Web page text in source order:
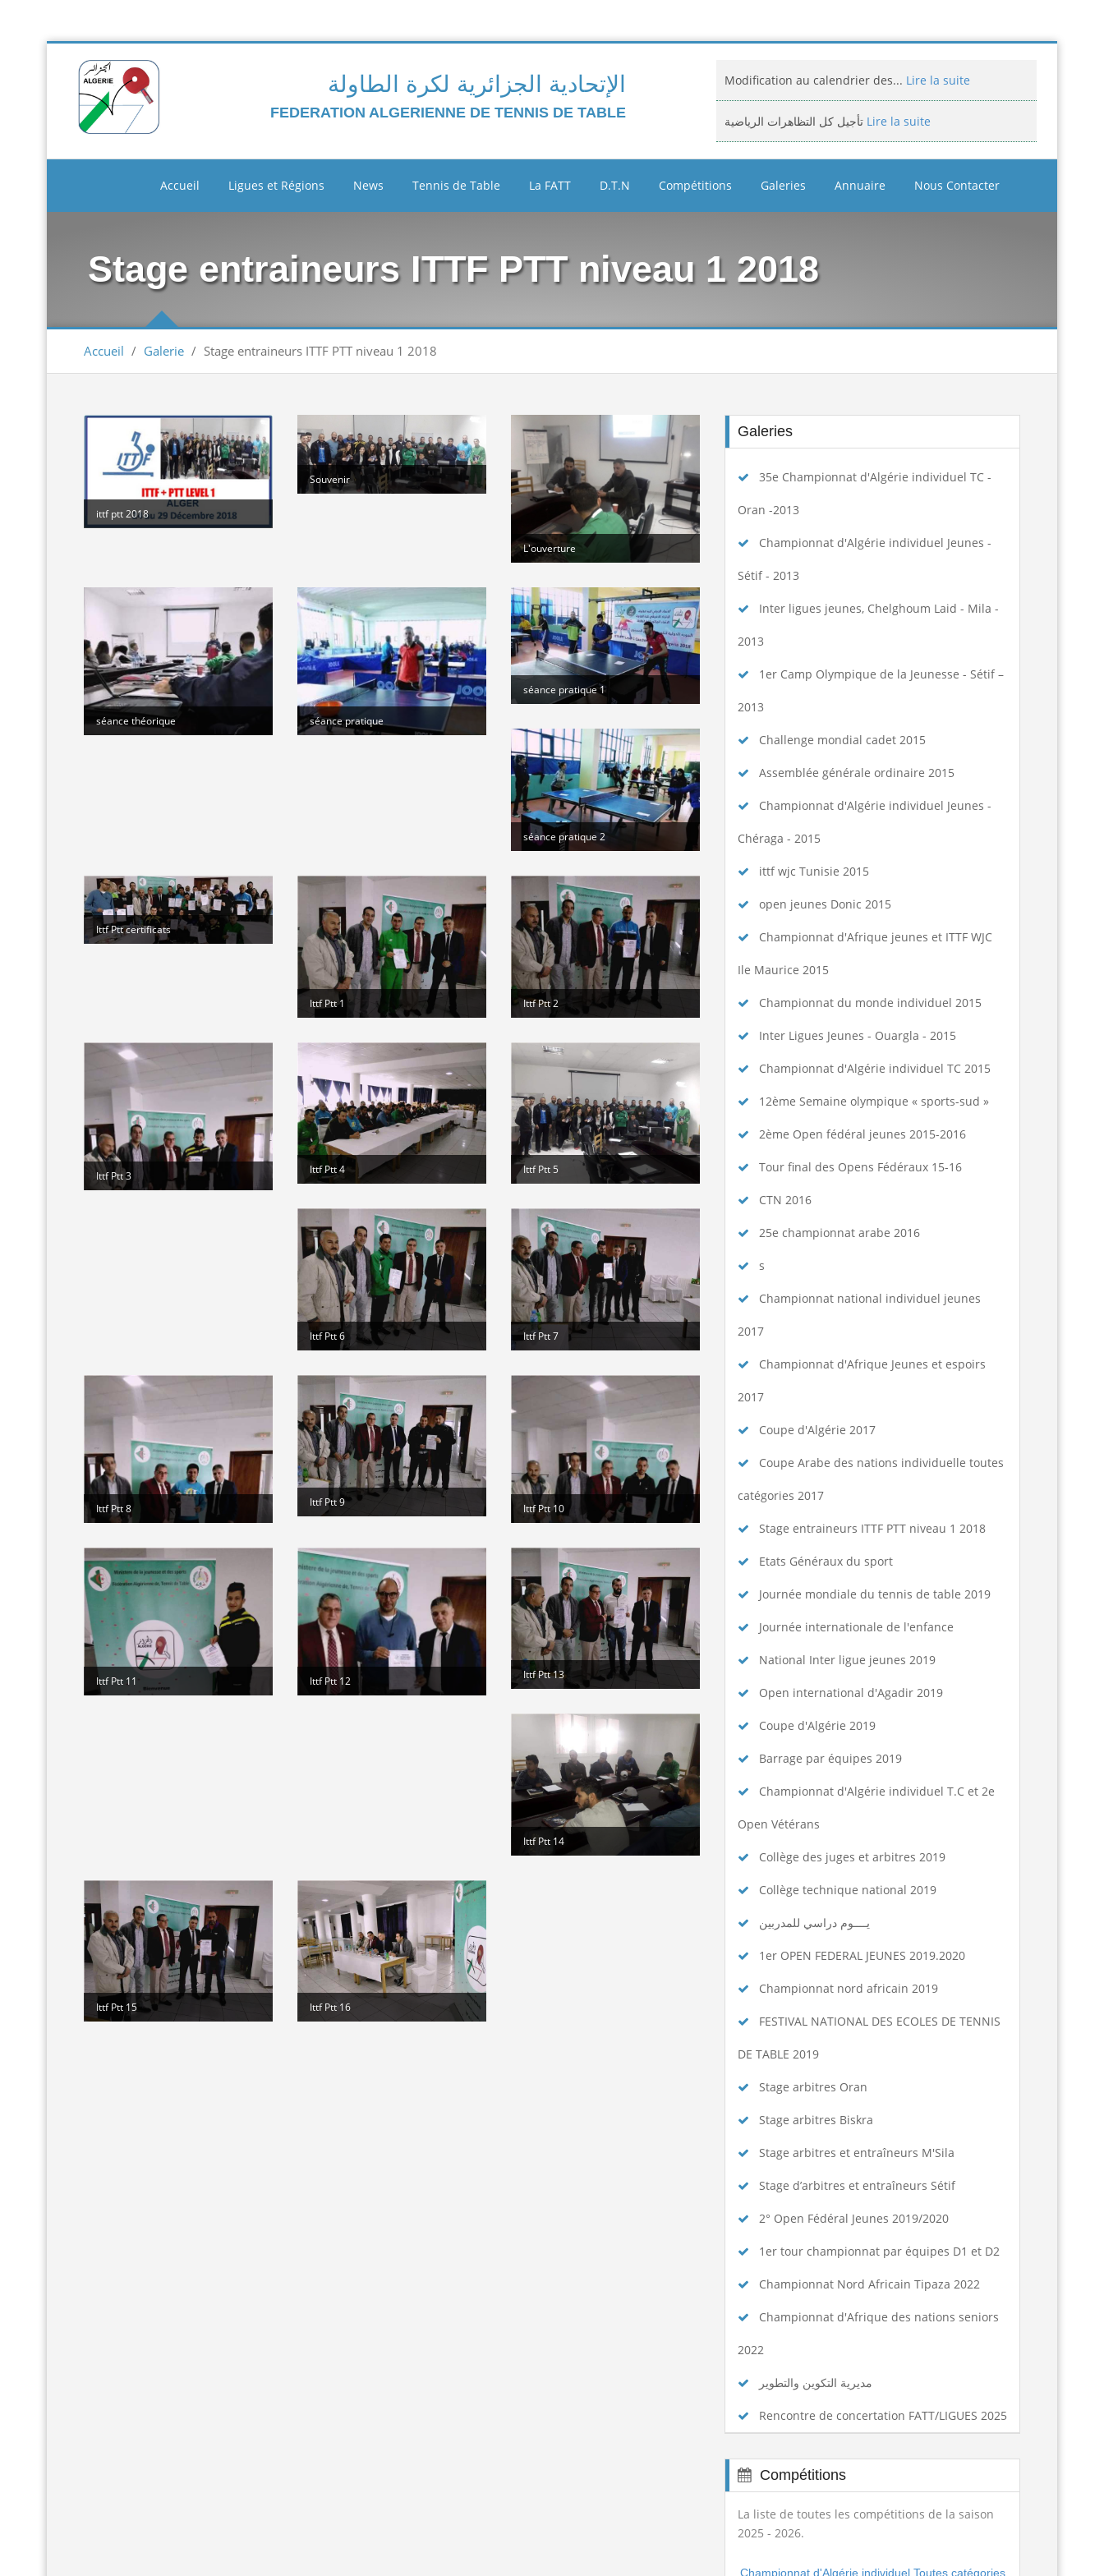
الإتحادية الجزائرية لكرة الطاولة
FEDERATION ALGERIENNE DE TENNIS DE TABLE
Modification au calendrier des... Lire la suite
تأجيل كل التظاهرات الرياضية Lire la suite
Domiciliation des compétitions...Lire la suite
Arbitrage aux compétitions...
إعلانعن فتح تسجيلات لتكوين المدربينLire la suite
الجمعية العامة العادية لسنة 2025Lire la suite
Classement national seniors dames et...Lire la suite
dispositions pratiques 2025-2026... Lire la suite
Accueil Ligues et Régions News Tennis de Table La FATT D.T.N Compétitions Galeries Annuaire Nous Contacter
Stage entraineurs ITTF PTT niveau 1 2018
Accueil / Galerie / Stage entraineurs ITTF PTT niveau 1 2018
ittf ptt 2018
Souvenir
L'ouverture
séance théorique séance pratique
séance pratique 1
séance pratique 2
Ittf Ptt certificats
Ittf Ptt 1 Ittf Ptt 2
Ittf Ptt 3 Ittf Ptt 4 Ittf Ptt 5
Ittf Ptt 6 Ittf Ptt 7
Ittf Ptt 8 Ittf Ptt 9 Ittf Ptt 10
Ittf Ptt 11 Ittf Ptt 12 Ittf Ptt 13
Ittf Ptt 14
Ittf Ptt 15 Ittf Ptt 16
Galeries
35e Championnat d'Algérie individuel TC -
Oran -2013
Championnat d'Algérie individuel Jeunes -
Sétif - 2013
Inter ligues jeunes, Chelghoum Laid - Mila -
2013
1er Camp Olympique de la Jeunesse - Sétif –
2013
Challenge mondial cadet 2015
Assemblée générale ordinaire 2015
Championnat d'Algérie individuel Jeunes -
Chéraga - 2015
ittf wjc Tunisie 2015
open jeunes Donic 2015
Championnat d'Afrique jeunes et ITTF WJC
Ile Maurice 2015
Championnat du monde individuel 2015
Inter Ligues Jeunes - Ouargla - 2015
Championnat d'Algérie individuel TC 2015
12ème Semaine olympique « sports-sud »
2ème Open fédéral jeunes 2015-2016
Tour final des Opens Fédéraux 15-16
CTN 2016
25e championnat arabe 2016
s
Championnat national individuel jeunes
2017
Championnat d'Afrique Jeunes et espoirs
2017
Coupe d'Algérie 2017
Coupe Arabe des nations individuelle toutes
catégories 2017
Stage entraineurs ITTF PTT niveau 1 2018
Etats Généraux du sport
Journée mondiale du tennis de table 2019
Journée internationale de l'enfance
National Inter ligue jeunes 2019
Open international d'Agadir 2019
Coupe d'Algérie 2019
Barrage par équipes 2019
Championnat d'Algérie individuel T.C et 2e
Open Vétérans
Collège des juges et arbitres 2019
Collège technique national 2019
يــــوم دراسي للمدربين
1er OPEN FEDERAL JEUNES 2019.2020
Championnat nord africain 2019
FESTIVAL NATIONAL DES ECOLES DE TENNIS
DE TABLE 2019
Stage arbitres Oran
Stage arbitres Biskra
Stage arbitres et entraîneurs M'Sila
Stage d’arbitres et entraîneurs Sétif
2° Open Fédéral Jeunes 2019/2020
1er tour championnat par équipes D1 et D2
Championnat Nord Africain Tipaza 2022
Championnat d'Afrique des nations seniors
2022
مديرية التكوين والتطوير
Rencontre de concertation FATT/LIGUES 2025
Compétitions
La liste de toutes les compétitions de la saison
2025 - 2026.
Championnat d'Algérie individuel Toutes catégories